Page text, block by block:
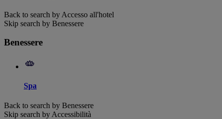
Back to search by Accesso all'hotel
Skip search by Benessere
Benessere
Spa
Back to search by Benessere
Skip search by Accessibilità